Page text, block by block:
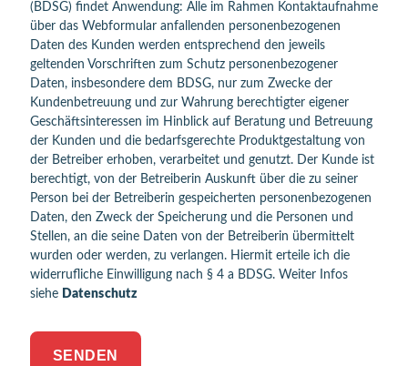
(BDSG) findet Anwendung: Alle im Rahmen Kontaktaufnahme
über das Webformular anfallenden personenbezogenen
Daten des Kunden werden entsprechend den jeweils
geltenden Vorschriften zum Schutz personenbezogener
Daten, insbesondere dem BDSG, nur zum Zwecke der
Kundenbetreuung und zur Wahrung berechtigter eigener
Geschäftsinteressen im Hinblick auf Beratung und Betreuung
der Kunden und die bedarfsgerechte Produktgestaltung von
der Betreiber erhoben, verarbeitet und genutzt. Der Kunde ist
berechtigt, von der Betreiberin Auskunft über die zu seiner
Person bei der Betreiberin gespeicherten personenbezogenen
Daten, den Zweck der Speicherung und die Personen und
Stellen, an die seine Daten von der Betreiberin übermittelt
wurden oder werden, zu verlangen. Hiermit erteile ich die
widerrufliche Einwilligung nach § 4 a BDSG. Weiter Infos
siehe Datenschutz